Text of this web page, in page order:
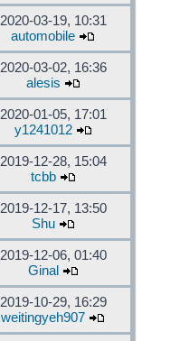
2020-03-19, 10:31
automobile
2020-03-02, 16:36
alesis
2020-01-05, 17:01
y1241012
2019-12-28, 15:04
tcbb
2019-12-17, 13:50
Shu
2019-12-06, 01:40
Ginal
2019-10-29, 16:29
weitingyeh907